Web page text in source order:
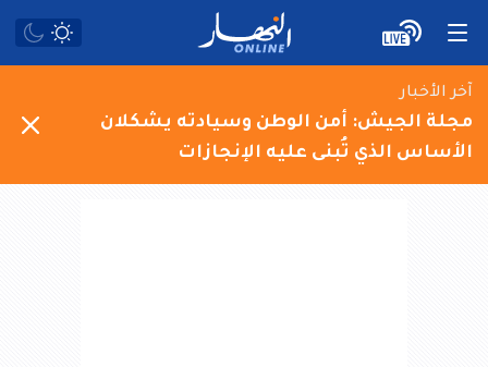
آخر الأخبار
مجلة الجيش: أمن الوطن وسيادته يشكلان
الأساس الذي تُبنى عليه الإنجازات